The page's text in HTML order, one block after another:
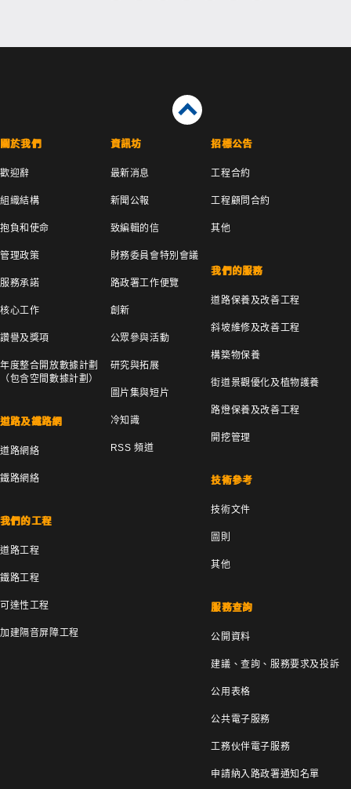
關於我們
歡迎辭
組織結構
抱負和使命
管理政策
服務承諾
核心工作
讚譽及獎項
年度整合開放數據計劃
（包含空間數據計劃）
道路及鐵路網
道路網絡
鐵路網絡
我們的工程
道路工程
鐵路工程
可達性工程
加建隔音屏障工程
資訊坊
最新消息
新聞公報
致編輯的信
財務委員會特別會議
路政署工作便覽
創新
公眾參與活動
研究與拓展
圖片集與短片
冷知識
RSS 頻道
招標公告
工程合約
工程顧問合約
其他
我們的服務
道路保養及改善工程
斜坡維修及改善工程
構築物保養
街道景觀優化及植物護養
路燈保養及改善工程
開挖管理
技術參考
技術文件
圖則
其他
服務查詢
公開資料
建議、查詢、服務要求及投訴
公用表格
公共電子服務
工務伙伴電子服務
申請納入路政署通知名單